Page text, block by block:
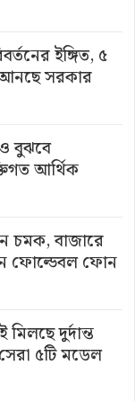
ইঙ্গিত, ৫
সরকার
বুঝবে
আর্থিক
চমক, বাজারে
ফোল্ডেবল ফোন
দুর্দান্ত
৫টি মডেল